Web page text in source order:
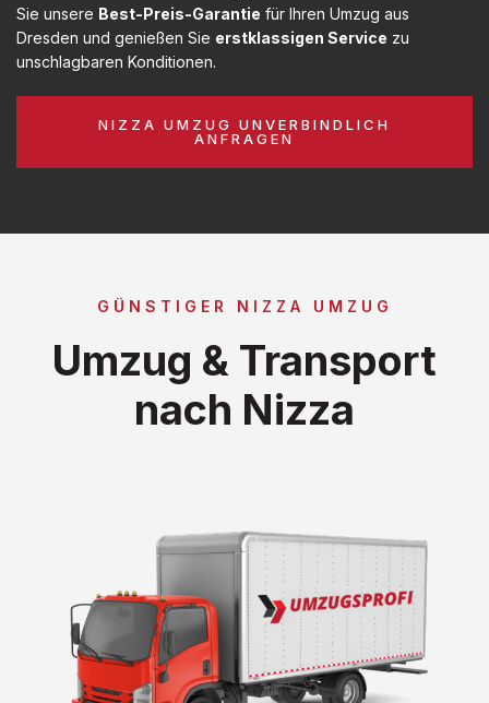
Sie unsere Best-Preis-Garantie für Ihren Umzug aus
Dresden und genießen Sie erstklassigen Service zu
unschlagbaren Konditionen.
NIZZA UMZUG UNVERBINDLICH
ANFRAGEN
GÜNSTIGER NIZZA UMZUG
Umzug & Transport
nach Nizza